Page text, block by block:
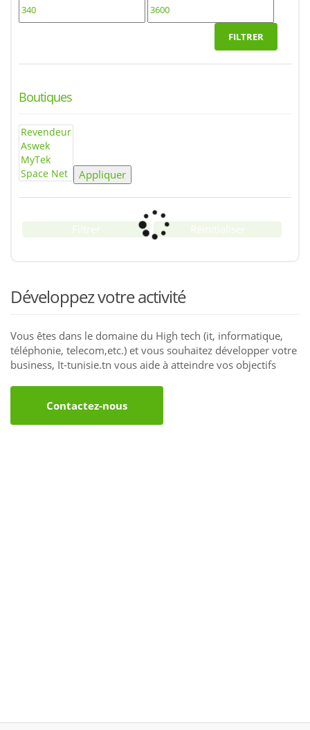
FILTRER
Boutiques
Appliquer
Développez votre activité
Vous êtes dans le domaine du High tech (it, informatique,
téléphonie, telecom,etc.) et vous souhaitez développer votre
business, It-tunisie.tn vous aide à atteindre vos objectifs
Contactez-nous